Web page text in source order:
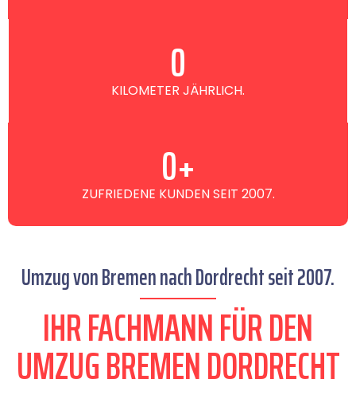
KILOMETER JÄHRLICH.
0
ZUFRIEDENE KUNDEN SEIT 2007.
0+
Umzug von Bremen nach Dordrecht seit 2007.
IHR FACHMANN FÜR DEN
UMZUG BREMEN DORDRECHT